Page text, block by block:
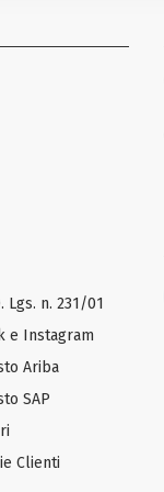
n. 231/01
e Instagram
Ariba
SAP
Clienti